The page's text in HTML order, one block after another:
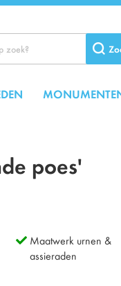
poes'
Maatwerk urnen &
assieraden